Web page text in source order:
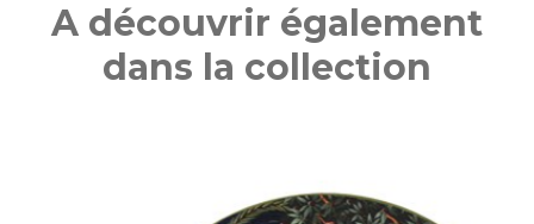
A découvrir également
dans la collection